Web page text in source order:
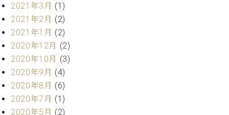
ア
ー
テ
ィ
ト
カ
ス
2021年3月 (1)
2021年2月 (2)
2021年1月 (2)
2020年12月 (2)
2020年10月 (3)
2020年9月 (4)
2020年8月 (6)
2020年7月 (1)
2020年5月 (2)